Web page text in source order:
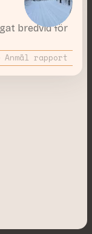
bredvid för
Anmäl rapport